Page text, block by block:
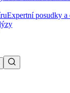
Expertní posudky a